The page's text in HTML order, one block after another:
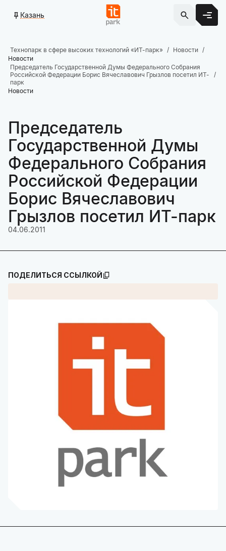
Казань
Технопарк в сфере высоких технологий «ИТ-парк»
Новости
Новости
Председатель Государственной Думы Федерального Собрания
Российской Федерации Борис Вячеславович Грызлов посетил ИТ-
парк
Новости
Председатель
Государственной Думы
Федерального Собрания
Российской Федерации
Борис Вячеславович
Грызлов посетил ИТ-парк
04.06.2011
ПОДЕЛИТЬСЯ ССЫЛКОЙ